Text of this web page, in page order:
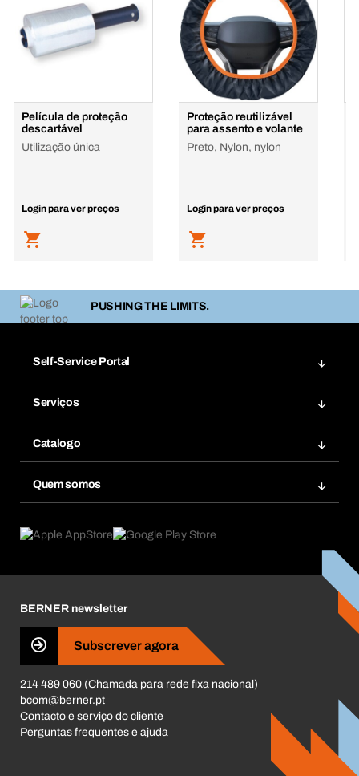
Película de proteção
descartável
Utilização única
Login para ver preços
Proteção reutilizável
para assento e volante
Preto, Nylon, nylon
Login para ver preços
PUSHING THE LIMITS.
Self-Service Portal
Favoritos
Re-Encomendar
Subscrições
Serviços
Base Dados Químicos
eProcurement
Guia de Produtos
Catalogo
Quem somos
O que nos move
Business Conduct
BERNER newsletter
Subscrever agora
214 489 060 (Chamada para rede fixa nacional)
bcom@berner.pt
Contacto e serviço do cliente
Perguntas frequentes e ajuda